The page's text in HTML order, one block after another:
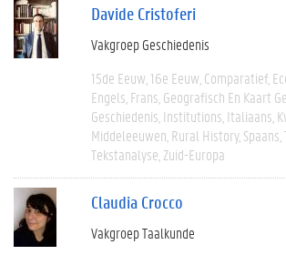
Davide Cristoferi
Vakgroep Geschiedenis
15de Eeuw 16e Eeuw Comparatief
Engels Frans Geografisch En Kaart
Geschiedenis Institutions Italiaans
Middeleeuwen Rural History Spaans
Tekstanalyse Zuid-Europa
Claudia Crocco
Vakgroep Taalkunde